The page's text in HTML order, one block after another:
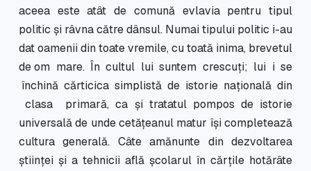
aceea este atât de comună evlavia pentru tipul
politic şi râvna către dânsul. Numai tipului politic i-au
dat oamenii din toate vremile, cu toată inima, brevetul
de om mare. În cultul lui suntem crescuţi; lui i se
închină cărticica simplistă de istorie naţională din
clasa primară, ca şi tratatul pompos de istorie
universală de unde cetăţeanul matur îşi completează
cultura generală. Câte amănunte din dezvoltarea
ştiinţei şi a tehnicii află şcolarul în cărţile hotărâte